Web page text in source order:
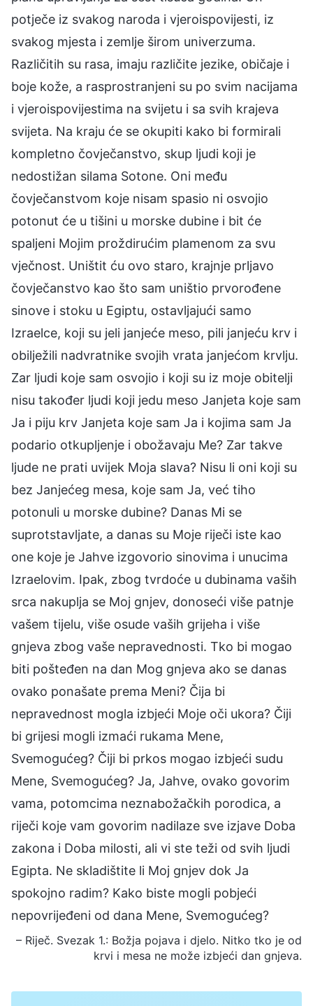
potječe iz svakog naroda i vjeroispovijesti, iz
svakog mjesta i zemlje širom univerzuma.
Različitih su rasa, imaju različite jezike, običaje i
boje kože, a rasprostranjeni su po svim nacijama
i vjeroispovijestima na svijetu i sa svih krajeva
svijeta. Na kraju će se okupiti kako bi formirali
kompletno čovječanstvo, skup ljudi koji je
nedostižan silama Sotone. Oni među
čovječanstvom koje nisam spasio ni osvojio
potonut će u tišini u morske dubine i bit će
spaljeni Mojim proždirućim plamenom za svu
vječnost. Uništit ću ovo staro, krajnje prljavo
čovječanstvo kao što sam uništio prvorođene
sinove i stoku u Egiptu, ostavljajući samo
Izraelce, koji su jeli janjeće meso, pili janjeću krv i
obilježili nadvratnike svojih vrata janjećom krvlju.
Zar ljudi koje sam osvojio i koji su iz moje obitelji
nisu također ljudi koji jedu meso Janjeta koje sam
Ja i piju krv Janjeta koje sam Ja i kojima sam Ja
podario otkupljenje i obožavaju Me? Zar takve
ljude ne prati uvijek Moja slava? Nisu li oni koji su
bez Janjećeg mesa, koje sam Ja, već tiho
potonuli u morske dubine? Danas Mi se
suprotstavljate, a danas su Moje riječi iste kao
one koje je Jahve izgovorio sinovima i unucima
Izraelovim. Ipak, zbog tvrdoće u dubinama vaših
srca nakuplja se Moj gnjev, donoseći više patnje
vašem tijelu, više osude vaših grijeha i više
gnjeva zbog vaše nepravednosti. Tko bi mogao
biti pošteđen na dan Mog gnjeva ako se danas
ovako ponašate prema Meni? Čija bi
nepravednost mogla izbjeći Moje oči ukora? Čiji
bi grijesi mogli izmaći rukama Mene,
Svemogućeg? Čiji bi prkos mogao izbjeći sudu
Mene, Svemogućeg? Ja, Jahve, ovako govorim
vama, potomcima neznabožačkih porodica, a
riječi koje vam govorim nadilaze sve izjave Doba
zakona i Doba milosti, ali vi ste teži od svih ljudi
Egipta. Ne skladištite li Moj gnjev dok Ja
spokojno radim? Kako biste mogli pobjeći
nepovrijeđeni od dana Mene, Svemogućeg?
– Riječ. Svezak 1.: Božja pojava i djelo. Nitko tko je od
krvi i mesa ne može izbjeći dan gnjeva.